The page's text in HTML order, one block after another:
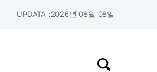
UPDATA :2026년 08월 08일
검색창 열기